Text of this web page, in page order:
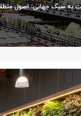
به سبک جهانی: اصول